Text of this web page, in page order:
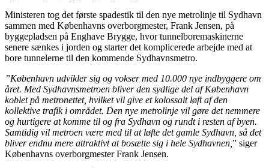
Ministeren tog det første spadestik til den nye metrolinje til Sydhavn
sammen med Københavns overborgmester, Frank Jensen, på
byggepladsen på Enghave Brygge, hvor tunnelboremaskinerne
senere sænkes i jorden og starter det komplicerede arbejde med at
bore tunnelerne til den kommende Sydhavnsmetro.
”København udvikler sig og vokser med 10.000 nye indbyggere om
året. Med Sydhavnsmetroen bliver den sydlige del af København
koblet på metronettet, hvilket vil give et kolossalt løft af den
kollektive trafik i området. Den nye metrolinje vil gøre det nemmere
og hurtigere at komme til og fra Sydhavn og rundt i resten af byen.
Samtidig vil metroen være med til at løfte det gamle Sydhavn, så det
bliver endnu mere attraktivt at bosætte sig i hele Sydhavnen, ” siger
Københavns overborgmester Frank Jensen.